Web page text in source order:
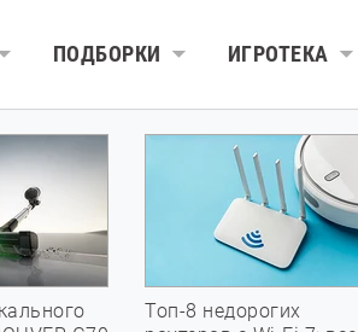
ПОДБОРКИ ИГРОТЕКА
Топ-8 недорогих